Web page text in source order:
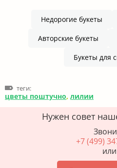
Недорогие букеты
Авторские букеты
Букеты для
теги:
цветы поштучно, лилии
Нужен совет
+7 (499)
или